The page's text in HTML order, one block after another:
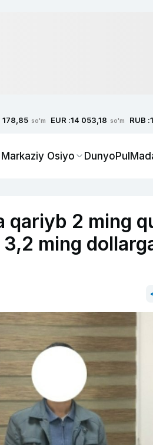
178,85 so'm EUR :14 053,18 so'm RUB :
Markaziy Osiyo DunyoPul
qariyb 2 ming
ming